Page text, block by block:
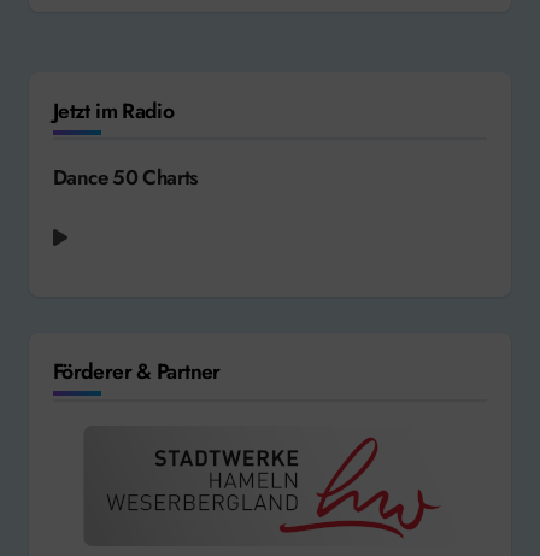
Jetzt im Radio
Dance 50 Charts
Förderer & Partner